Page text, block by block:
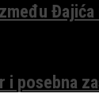
i posebna